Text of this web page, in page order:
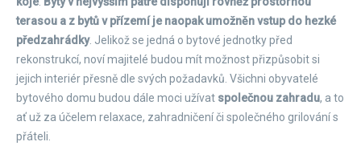
terasou a z bytů v přízemí je naopak umožněn vstup do hezké
předzahrádky. Jelikož se jedná o bytové jednotky před
rekonstrukcí, noví majitelé budou mít možnost přizpůsobit si
jejich interiér přesně dle svých požadavků. Všichni obyvatelé
bytového domu budou dále moci užívat společnou zahradu, a to
ať už za účelem relaxace, zahradničení či společného grilování s
přáteli.